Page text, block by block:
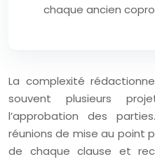
chaque ancien
La complexité
souvent plusieurs
l’approbation des
réunions de mise au point
de chaque clause et